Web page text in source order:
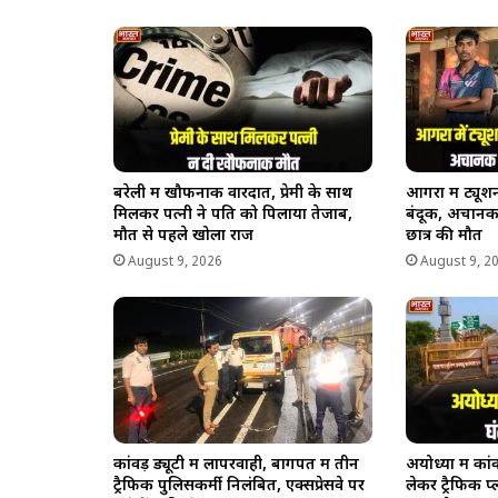
बरेली में खौफनाक वारदात, प्रेमी के साथ
मिलकर पत्नी ने पति को पिलाया तेजाब,
मौत से पहले खोला राज
August 9, 2026
आगरा में
बंदूक, अचानक
छात्र की मौत
August 9,
कांवड़ ड्यूटी में लापरवाही, बागपत में तीन
ट्रैफिक पुलिसकर्मी निलंबित, एक्सप्रेसवे पर
अयोध्या में
लेकर ट्रैफिक